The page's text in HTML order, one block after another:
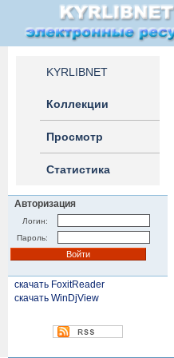
KYRLIBNET
Коллекции
Просмотр
Статистика
Авторизация
Логин:
Пароль:
скачать FoxitReader
скачать WinDjView